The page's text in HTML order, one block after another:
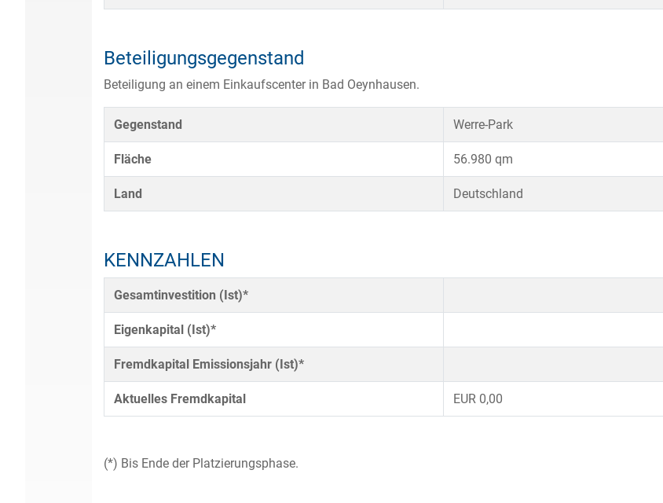
Beteiligungsgegenstand
Beteiligung an einem Einkaufscenter in Bad Oeynhausen.
Gegenstand Werre-Park
Fläche 56.980 qm
Land Deutschland
KENNZAHLEN
Gesamtinvestition (Ist)*
Eigenkapital (Ist)*
Fremdkapital Emissionsjahr (Ist)*
Aktuelles Fremdkapital EUR 0,00
(*) Bis Ende der Platzierungsphase.